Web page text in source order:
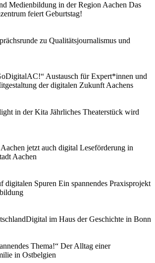
Medienbildung in der Region Aachen Das
feiert Geburtstag!
zu Qualitätsjournalismus und
Austausch für Expert*innen und
der digitalen Zukunft Aachens
in der Kita Jährliches Theaterstück wird
jetzt auch digital Leseförderung in
Aachen
digitalen Spuren Ein spannendes Praxisprojekt
im Haus der Geschichte in Bonn
Thema!“ Der Alltag einer
in Ostbelgien